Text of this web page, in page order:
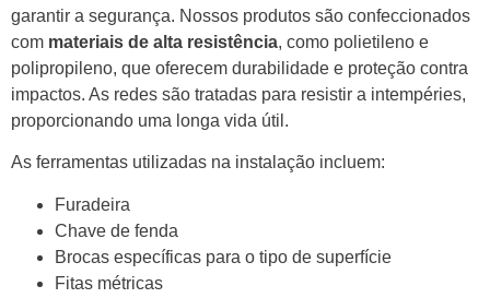
garantir a segurança. Nossos produtos são confeccionados
com materiais de alta resistência, como polietileno e
polipropileno, que oferecem durabilidade e proteção contra
impactos. As redes são tratadas para resistir a intempéries,
proporcionando uma longa vida útil.
As ferramentas utilizadas na instalação incluem:
Furadeira
Chave de fenda
Brocas específicas para o tipo de superfície
Fitas métricas